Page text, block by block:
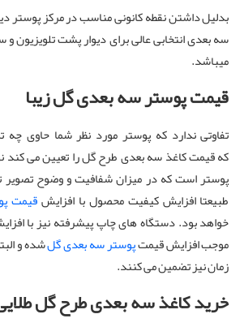
بدلیل داشتن نقطه کانونی مناسب در مرکز پوستر
سه بعدی انتخابی عالی برای دیوار پشت تلویزیون و
میباشد.
قیمت پوستر سه بعدی گل زیبا
تفاوتی ندارد که پوستر مورد نظر شما حاوی
که قیمت کاغذ سه بعدی طرح گل را تعیین می کند
پوستر است که در میزان شفافیت و وضوح تصویر
طبیعتا افزایش کیفیت محصول با افزایشقیمت
خواهد بود. دستگاه های چاپ پیشرفته نیز با
موجب افزایش قیمتپوستر سه بعدی گلشده و
زمان نیز تضمین می کنند.
خرید کاغذ سه بعدی طرح گل